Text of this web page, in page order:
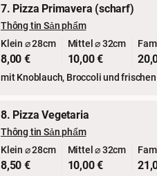
7. Pizza Primavera (scharf)
Thông tin Sản phẩm
Klein ⌀ 28cm
8,00 €
Mittel ⌀ 32cm
10,00 €
mit Knoblauch, Broccoli und
8. Pizza Vegetaria
Thông tin Sản phẩm
Klein ⌀ 28cm
8,50 €
Mittel ⌀ 32cm
10,00 €